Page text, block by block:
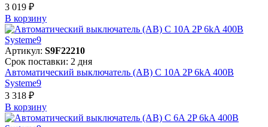
3 019 ₽
В корзинy
Артикул: S9F22210
Срок поставки: 2 дня
Автоматический выключатель (АВ) C 10A 2P 6kA 400В
Systeme9
3 318 ₽
В корзинy